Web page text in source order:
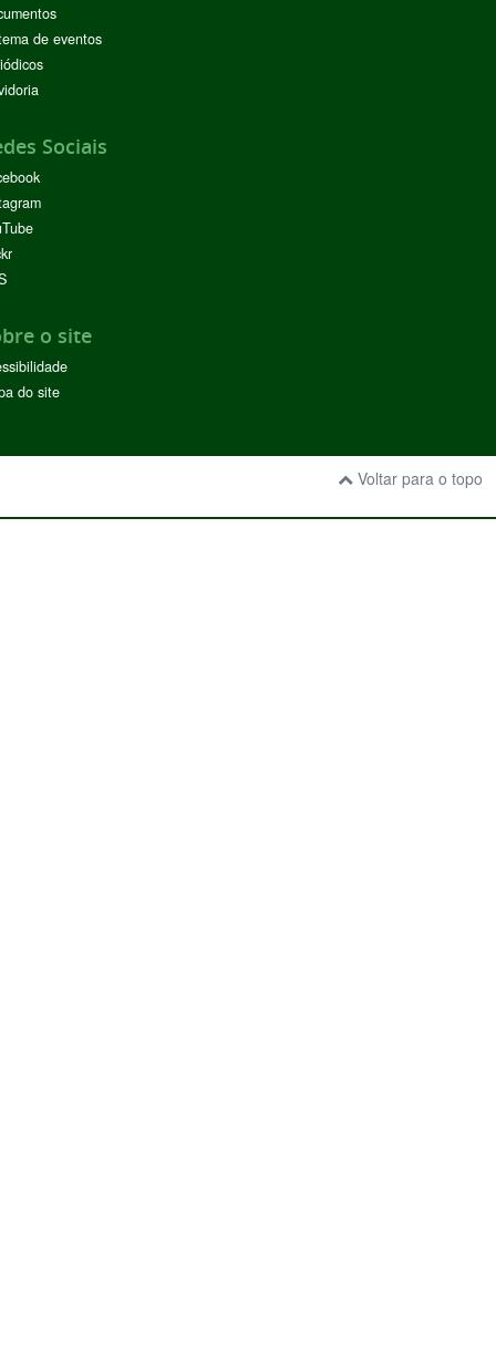
de eventos
Sociais
o site
do site
Voltar para o topo